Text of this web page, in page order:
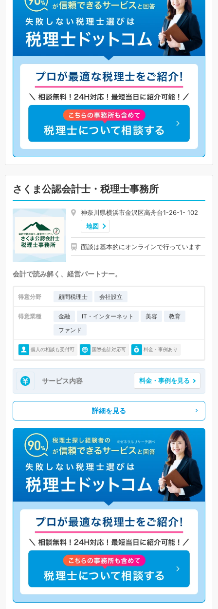
さくま公認会計士・税理士事務所
神奈川県横浜市金沢区高舟台1-26-1- 102
地図
面談は基本的にオンラインで行っています
会計で読み解く、経営パートナー。
得意分野 顧問税理士 会社設立
得意業種 金融 IT・インターネット 美容
教育
ファンド
個人の相談も受付可 国際会計対応可 料金・事例あり
サービス内容 料金・事例を見る
詳細を見る